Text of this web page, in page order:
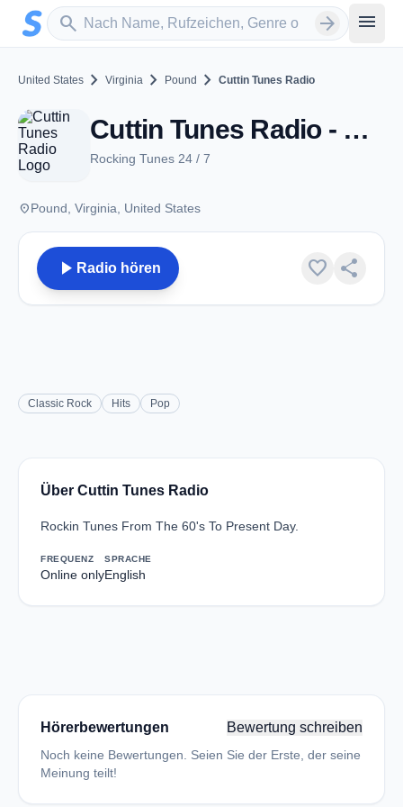
Zum Hauptinhalt springen
search
Sender suchen arrow_forward menu
United States chevron_right Virginia chevron_right Pound chevron_right Cuttin Tunes Radio
Cuttin Tunes Radio - Pound, VA
Rocking Tunes 24 / 7
placePound, Virginia, United States
play_arrow Radio hören favorite share
Classic Rock Hits Pop
Über Cuttin Tunes Radio
Rockin Tunes From The 60's To Present Day.
FREQUENZ
Online only
SPRACHE
English
Hörerbewertungen Bewertung schreiben
Noch keine Bewertungen. Seien Sie der Erste, der seine
Meinung teilt!